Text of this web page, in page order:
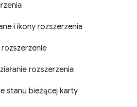
i ikony rozszerzenia
rozszerzenie
rozszerzenia
stanu bieżącej karty